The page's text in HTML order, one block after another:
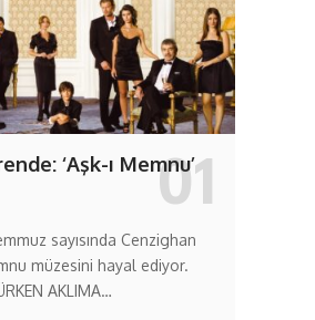
‘Aşk-ı Memnu’
sayısında Cenzighan
müzesini hayal ediyor.
AKLIMA…